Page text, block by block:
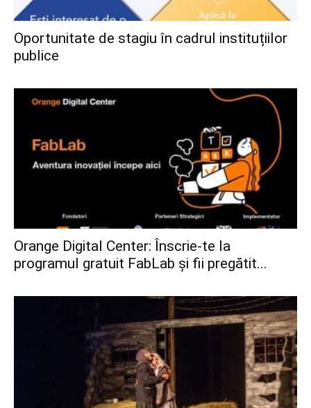
Oportunitate de stagiu în cadrul instituțiilor
publice
Orange Digital Center: Înscrie-te la
programul gratuit FabLab și fii pregătit...